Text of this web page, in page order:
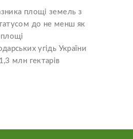
площі земель з
до не менш як
площі
угідь України
млн гектарів